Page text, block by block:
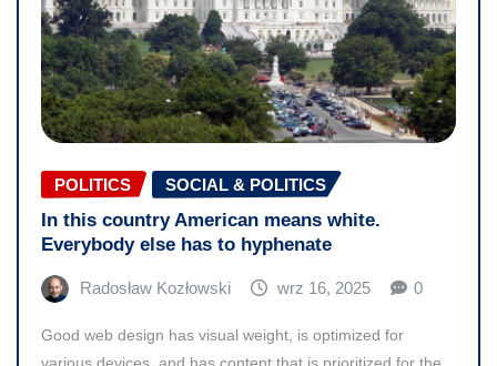
POLITICS SOCIAL & POLITICS
In this country American means white.
Everybody else has to hyphenate
Radosław Kozłowski wrz 16, 2025 0
Good web design has visual weight, is optimized for